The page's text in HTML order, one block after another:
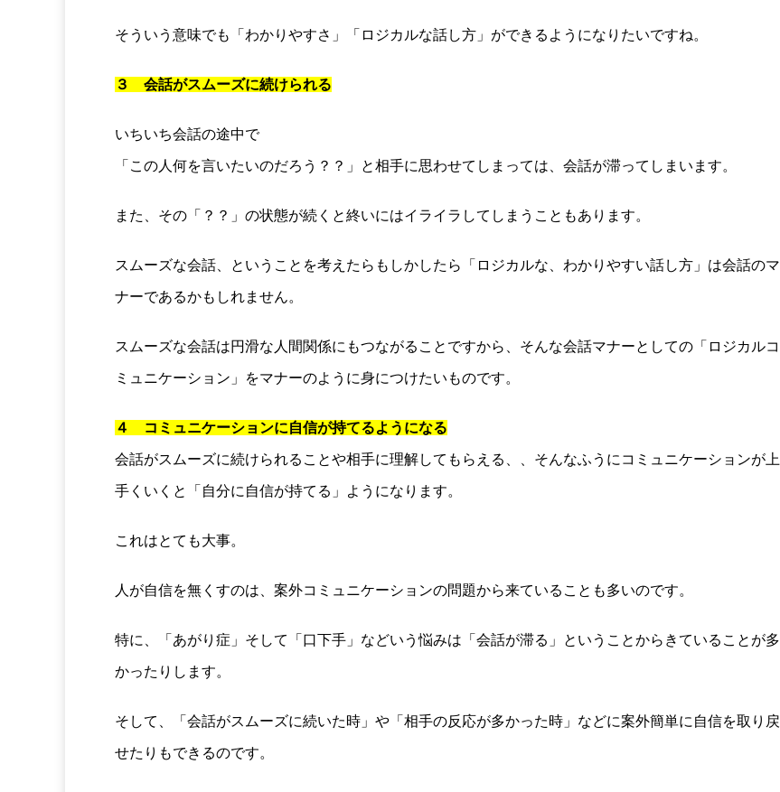
そういう意味でも「わかりやすさ」「ロジカルな話し方」ができるようになりたいですね。
３ 会話がスムーズに続けられる
いちいち会話の途中で
「この人何を言いたいのだろう？？」と相手に思わせてしまっては、会話が滞ってしまいます。
また、その「？？」の状態が続くと終いにはイライラしてしまうこともあります。
スムーズな会話、ということを考えたらもしかしたら「ロジカルな、わかりやすい話し方」は会話のマ
ナーであるかもしれません。
スムーズな会話は円滑な人間関係にもつながることですから、そんな会話マナーとしての「ロジカルコ
ミュニケーション」をマナーのように身につけたいものです。
４ コミュニケーションに自信が持てるようになる
会話がスムーズに続けられることや相手に理解してもらえる、、そんなふうにコミュニケーションが上
手くいくと「自分に自信が持てる」ようになります。
これはとても大事。
人が自信を無くすのは、案外コミュニケーションの問題から来ていることも多いのです。
特に、「あがり症」そして「口下手」などいう悩みは「会話が滞る」ということからきていることが多
かったりします。
そして、「会話がスムーズに続いた時」や「相手の反応が多かった時」などに案外簡単に自信を取り戻
せたりもできるのです。